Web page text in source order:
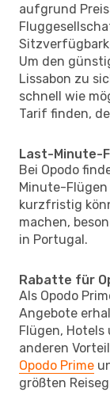
aufgrund
Um den
Lissabon zu
schnell wie
Tarif finden,
Last-Minute-
Bei Opodo
Minute-
kurzfristig
machen,
in Portugal.
Rabatte für
Als Opodo
Angebote
Flügen, Hotels
anderen
Opodo Prime
größten